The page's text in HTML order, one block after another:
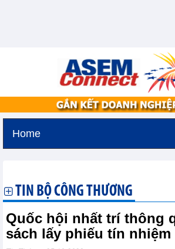
Home
TIN BỘ CÔNG THƯƠNG
Quốc hội nhất trí thông
sách lấy phiếu tín nhiệm